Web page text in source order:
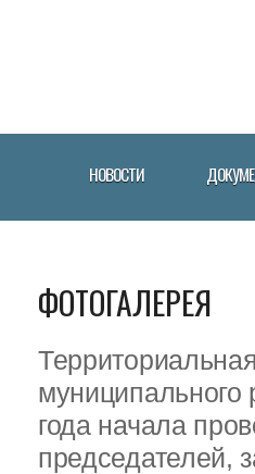
НОВОСТИ
ФОТОГАЛЕРЕЯ
муниципального
года начала
председателей,